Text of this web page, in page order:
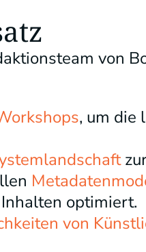
von
, um die
optimiert.
von